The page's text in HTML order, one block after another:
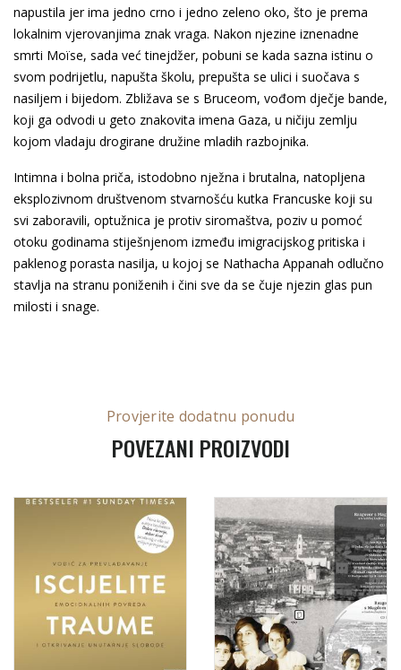
napustila jer ima jedno crno i jedno zeleno oko, što je prema
lokalnim vjerovanjima znak vraga. Nakon njezine iznenadne
smrti Moïse, sada već tinejdžer, pobuni se kada sazna istinu o
svom podrijetlu, napušta školu, prepušta se ulici i suočava s
nasiljem i bijedom. Zbližava se s Bruceom, vođom dječje bande,
koji ga odvodi u geto znakovita imena Gaza, u ničiju zemlju
kojom vladaju drogirane družine mladih razbojnika.
Intimna i bolna priča, istodobno nježna i brutalna, natopljena
eksplozivnom društvenom stvarnošću kutka Francuske koji su
svi zaboravili, optužnica je protiv siromaštva, poziv u pomoć
otoku godinama stiješnjenom između imigracijskog pritiska i
paklenog porasta nasilja, u kojoj se Nathacha Appanah odlučno
stavlja na stranu poniženih i čini sve da se čuje njezin glas pun
milosti i snage.
Provjerite dodatnu ponudu
POVEZANI PROIZVODI